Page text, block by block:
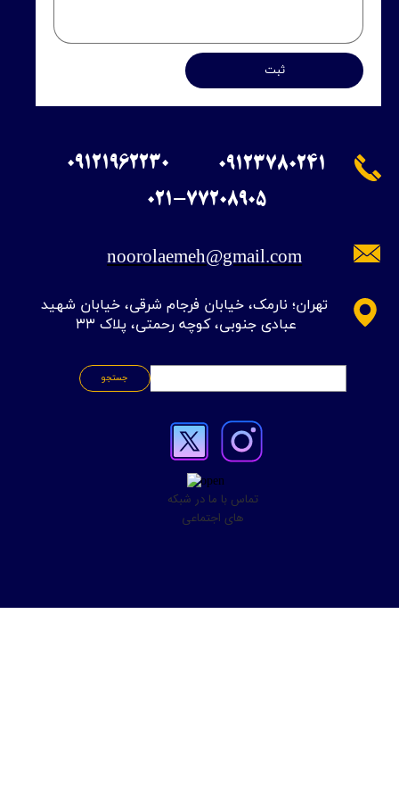
ثبت
​021-77208905
​تهران؛ نارمک، خیابان فرجام شرقی، خیابان شهید
عبادی جنوبی، کوچه رحمتی، پلاک ۳۳
noorolaemeh@gmail.com
09121962230 09123780241
جستجو
تماس با ما در شبکه
های اجتماعی